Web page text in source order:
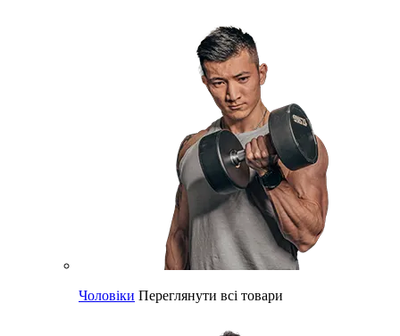
Чоловіки Переглянути всі товари